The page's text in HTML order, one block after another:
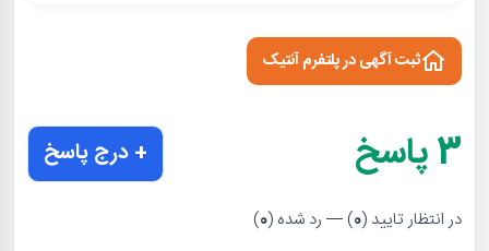
ثبت آگهی در پلتفرم آنتیک
3پاسخ + درج پاسخ
در انتظار تایید (0) — رد شده (0
)